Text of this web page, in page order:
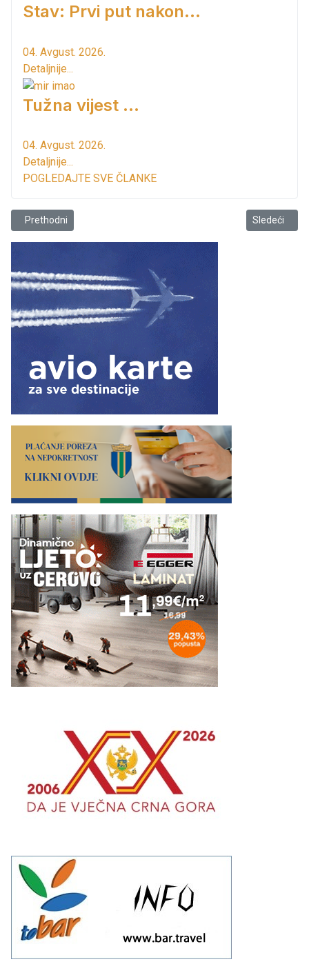
Stav: Prvi put nakon…
04. Avgust. 2026.
Detaljnije...
Tužna vijest ...
04. Avgust. 2026.
Detaljnije...
POGLEDAJTE SVE ČLANKE
Prethodni članak: Zatvoren Urban Haus
Prethodni Sledeći
Sledeći